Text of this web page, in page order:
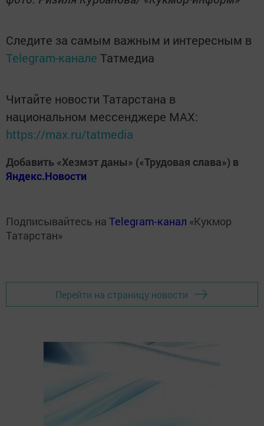
Следите за самым важным и интересным в
Telegram-канале Татмедиа
Читайте новости Татарстана в
национальном мессенджере MАХ:
https://max.ru/tatmedia
Добавить «Хезмэт даны» («Трудовая слава») в
Яндекс.Новости
Подписывайтесь на Telegram-канал «Кукмор
Татарстан»
Перейти на страницу новости